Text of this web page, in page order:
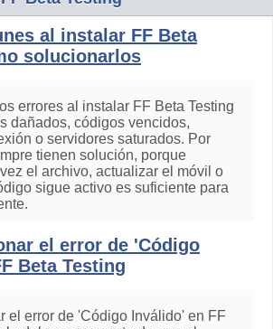
al instalar FF Beta
solucionarlos
errores al instalar FF Beta Testing
dañados, códigos vencidos,
o servidores saturados. Por
tienen solución, porque
el archivo, actualizar el móvil o
sigue activo es suficiente para
el error de 'Código
Beta Testing
el error de 'Código Inválido' en FF